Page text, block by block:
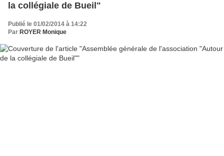
la collégiale de Bueil"
Publié le 01/02/2014 à 14:22
Par ROYER Monique